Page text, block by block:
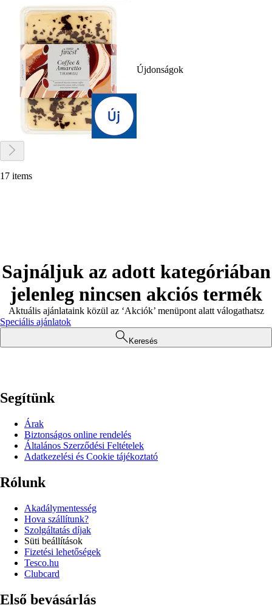
Újdonságok
17 items
Sajnáljuk az adott kategóriában
jelenleg nincsen akciós termék
Aktuális ajánlataink közül az ‘Akciók’ menüpont alatt válogathatsz
Speciális ajánlatok
Keresés
Segítünk
Árak
Biztonságos online rendelés
Általános Szerződési Feltételek
Adatkezelési és Cookie tájékoztató
Rólunk
Akadálymentesség
Hova szállítunk?
Szolgáltatás díjak
Süti beállítások
Fizetési lehetőségek
Tesco.hu
Clubcard
Első bevásárlás